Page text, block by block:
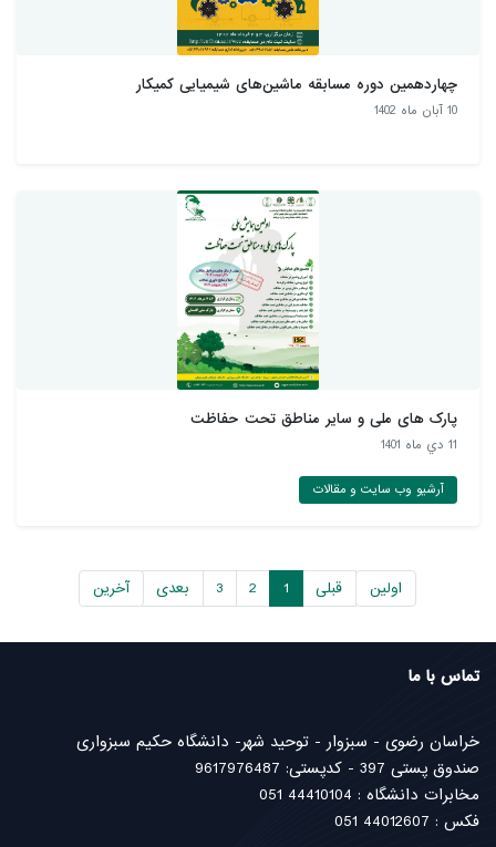
چهاردهمین دوره مسابقه ماشین‌های شیمیایی کمیکار
10 آبان ماه 1402
پارک های ملی و سایر مناطق تحت حفاظت
11 دي ماه 1401
آرشیو وب سایت و مقالات
اولین قبلی 1
2
3 بعدی آخرین
تماس با ما
خراسان رضوی - سبزوار - توحید شهر- دانشگاه حکیم سبزواری
صندوق پستی 397 - کدپستی: 9617976487
مخابرات دانشگاه : 44410104 051
فکس : 44012607 051